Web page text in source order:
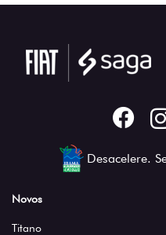
Desacelere.
Novos
Titano